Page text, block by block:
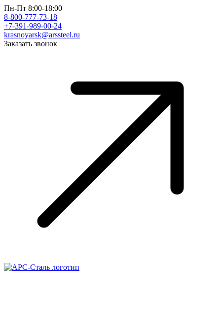
Пн-Пт 8:00-18:00
8-800-777-73-18
+7-391-989-00-24
krasnoyarsk@arssteel.ru
Заказать звонок